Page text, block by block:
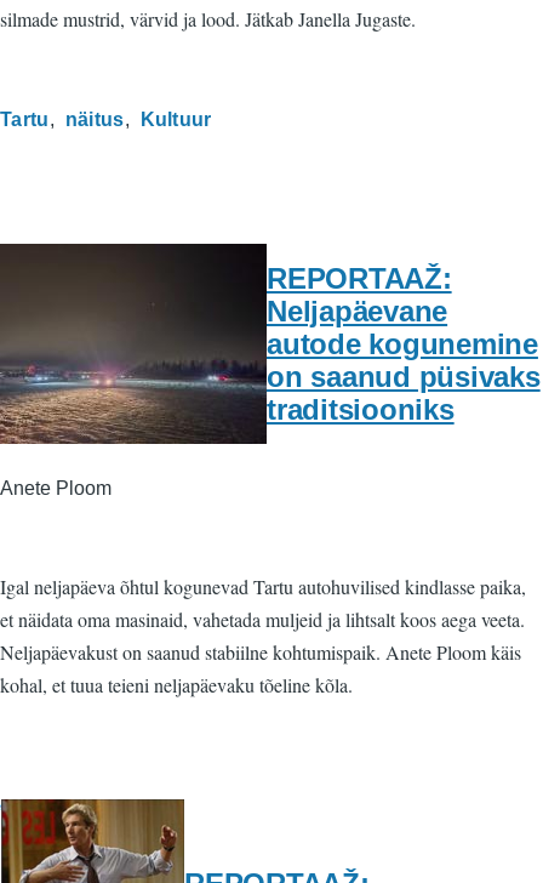
silmade mustrid, värvid ja lood. Jätkab Janella Jugaste.
Tartu näitus Kultuur
REPORTAAŽ:
Neljapäevane
autode kogunemine
on saanud püsivaks
traditsiooniks
Anete Ploom
Igal neljapäeva õhtul kogunevad Tartu autohuvilised kindlasse paika,
et näidata oma masinaid, vahetada muljeid ja lihtsalt koos aega veeta.
Neljapäevakust on saanud stabiilne kohtumispaik. Anete Ploom käis
kohal, et tuua teieni neljapäevaku tõeline kõla.